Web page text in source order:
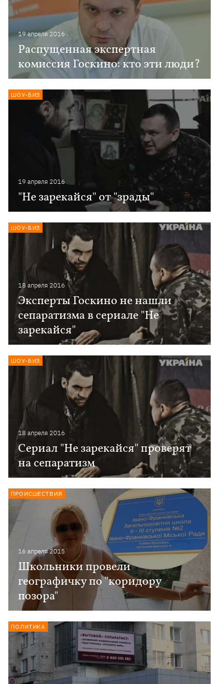
19 апреля 2016
Распущенная экспертная
комиссия Госкино: кто эти люди?
19 апреля 2016
"Не зарекайся" от "зрады"
ШОУ-БИЗ
18 апреля 2016
Эксперты Госкино не нашли
сепаратизма в сериале "Не
зарекайся"
ШОУ-БИЗ
18 апреля 2016
Сериал "Не зарекайся" проверят
на сепаратизм
ШОУ-БИЗ
16 апреля 2015
Школьники провели
географичку по "коридору
позора"
ПРОИСШЕСТВИЯ
ПОЛИТИКА